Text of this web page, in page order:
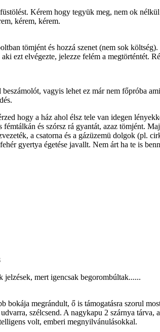
Kérem hogy tegyük meg, nem ok
kérem, kérem.
tömjént és hozzá szenet (nem sok
ezt elvégezte, jelezze felém a megtörténtét.
vagyis lehet ez már nem főpróba
hogy a ház ahol élsz tele van idegen
és szórsz rá gyantát, azaz tömjént.
a csatorna és a gázüzemü dolgok (pl.
gyertya égetése javallt. Nem árt ha te is
mert igencsak begorombúltak......
bokája megrándult, ő is támogatásra szorul
szélcsend. A nagykapu 2 szárnya
volt, emberi megnyilvánulásokkal.